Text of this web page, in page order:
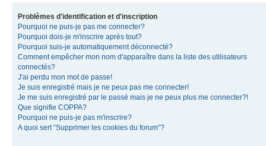
Problèmes d'identification et d'inscription
Pourquoi ne puis-je pas me connecter?
Pourquoi dois-je m'inscrire après tout?
Pourquoi suis-je automatiquement déconnecté?
Comment empêcher mon nom d'apparaître dans la liste des utilisateurs
connectés?
J'ai perdu mon mot de passe!
Je suis enregistré mais je ne peux pas me connecter!
Je me suis enregistré par le passé mais je ne peux plus me connecter?!
Que signifie COPPA?
Pourquoi ne puis-je pas m'inscrire?
A quoi sert “Supprimer les cookies du forum”?